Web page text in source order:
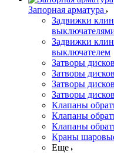
Запорная арматура
Задвижки
Задвижки
выключателем
Затворы
Затворы
Затворы
Затворы
Клапаны
Клапаны
Клапаны
Краны
Еще